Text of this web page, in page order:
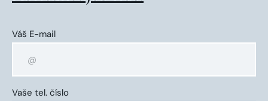
Váš E-mail
Vaše tel. číslo